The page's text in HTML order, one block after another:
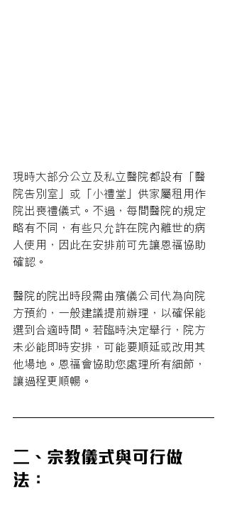
現時大部分公立及私立醫院都設有「醫
院告別室」或「小禮堂」供家屬租用作
院出喪禮儀式。不過，每間醫院的規定
略有不同，有些只允許在院內離世的病
人使用，因此在安排前可先讓恩福協助
確認。
醫院的院出時段需由殯儀公司代為向院
方預約，一般建議提前辦理，以確保能
選到合適時間。若臨時決定舉行，院方
未必能即時安排，可能要順延或改用其
他場地。恩福會協助您處理所有細節，
讓過程更順暢。
二、宗教儀式與可行做
法：